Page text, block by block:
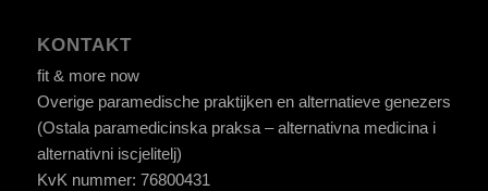
KONTAKT
fit & more now
Overige paramedische praktijken en alternatieve genezers
(Ostala paramedicinska praksa – alternativna medicina i
alternativni iscjelitelj)
KvK nummer: 76800431